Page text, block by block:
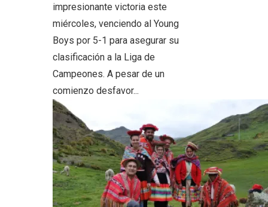
impresionante victoria este
miércoles, venciendo al Young
Boys por 5-1 para asegurar su
clasificación a la Liga de
Campeones. A pesar de un
comienzo desfavor...